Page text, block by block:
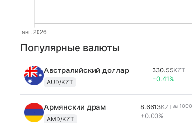
Популярные валюты
Австралийский доллар
AUD/KZT
330.55KZT
+0.41%
Армянский драм
AMD/KZT
8.6613KZTза 1000
+0.00%